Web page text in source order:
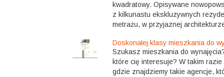
kwadratowy. Opisywane
z kilkunastu ekskluzywnych
metrażu, w przyjaznej
Doskonałej klasy mieszkania do
Szukasz mieszkania do
które cię interesuje? W takim
gdzie znajdziemy takie agencje,